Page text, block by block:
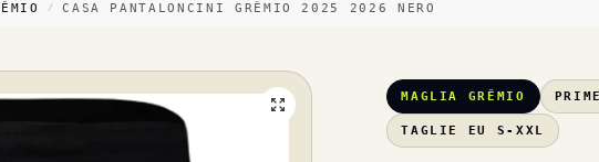
/ CASA PANTALONCINI GRÊMIO 2025 2026 NERO
MAGLIA GRÊMIO
TAGLIE EU S-XXL